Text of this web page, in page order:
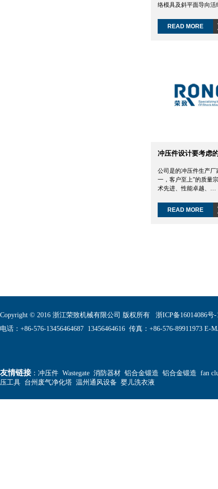
络模具及斜平面导向
READ MORE
冲压件设计要考虑
公司是的冲压件生产
一，客户至上”的质量
术先进、性能卓越、…
READ MORE
Copyright © 2016 浙江荣致机械有限公司 版权所有 浙ICP备16014086号-
电话：+86-576-13456464687 13456464616 传真：+86-576-89911973 E-
友情链接： 冲压件 Wastegate 消防器材 铝合金锻造 铝合金锻造 fan
压工具 台州废气净化塔 温州通风设备 婴儿洗衣液